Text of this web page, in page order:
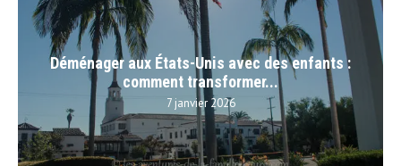
Déménager aux États-Unis avec des enfants :
comment transformer...
7 janvier 2026